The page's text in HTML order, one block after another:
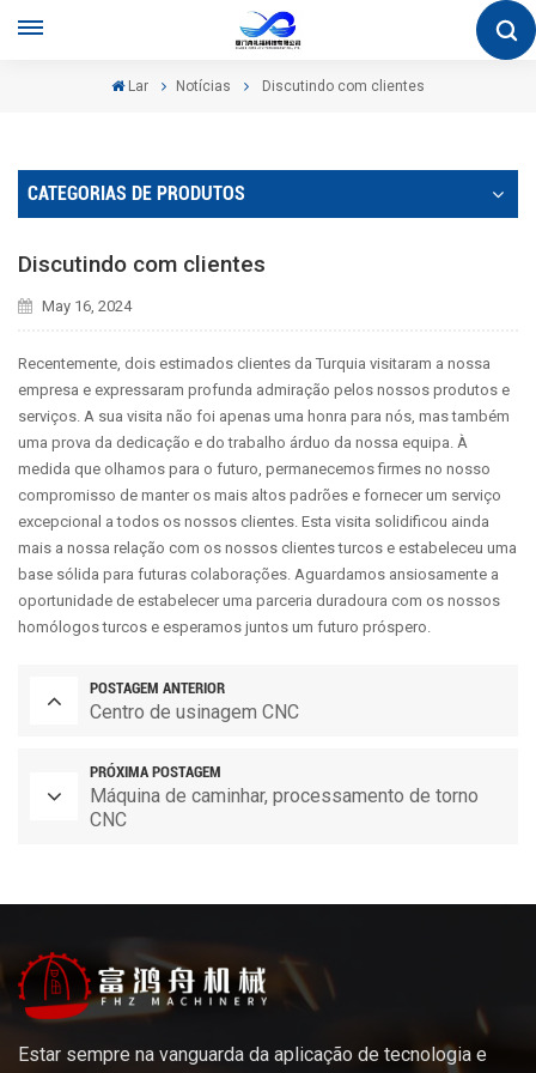
Lar Notícias Discutindo com clientes
CATEGORIAS DE PRODUTOS
Discutindo com clientes
May 16, 2024
Recentemente, dois estimados clientes da Turquia visitaram a nossa
empresa e expressaram profunda admiração pelos nossos produtos e
serviços. A sua visita não foi apenas uma honra para nós, mas também
uma prova da dedicação e do trabalho árduo da nossa equipa. À
medida que olhamos para o futuro, permanecemos firmes no nosso
compromisso de manter os mais altos padrões e fornecer um serviço
excepcional a todos os nossos clientes. Esta visita solidificou ainda
mais a nossa relação com os nossos clientes turcos e estabeleceu uma
base sólida para futuras colaborações. Aguardamos ansiosamente a
oportunidade de estabelecer uma parceria duradoura com os nossos
homólogos turcos e esperamos juntos um futuro próspero.
POSTAGEM ANTERIOR
Centro de usinagem CNC
PRÓXIMA POSTAGEM
Máquina de caminhar, processamento de torno
CNC
Estar sempre na vanguarda da aplicação de tecnologia e